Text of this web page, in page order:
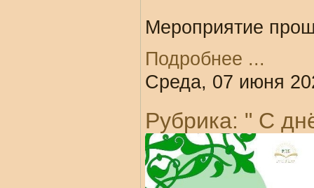
Мероприятие
Подробнее ...
Среда, 07 июня
Рубрика: " С